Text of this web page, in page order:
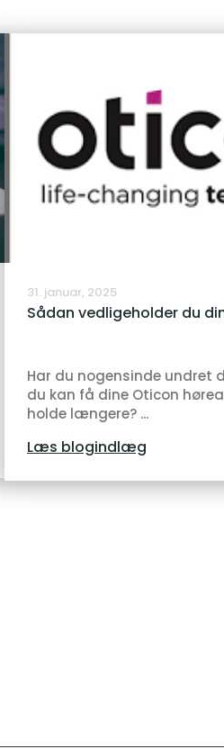
31. januar, 2025
Sådan vedligeholder du
Har du nogensinde undret
du kan få dine Oticon
holde længere? ...
Læs blogindlæg